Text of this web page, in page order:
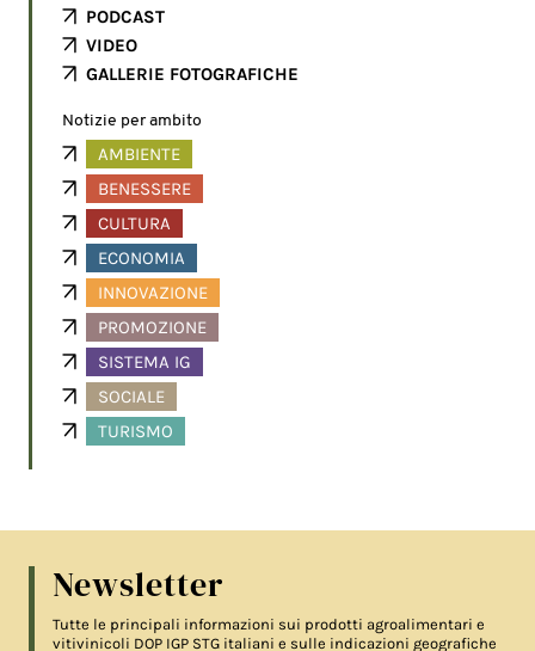
PODCAST
VIDEO
GALLERIE FOTOGRAFICHE
Notizie per ambito
AMBIENTE
BENESSERE
CULTURA
ECONOMIA
INNOVAZIONE
PROMOZIONE
SISTEMA IG
SOCIALE
TURISMO
Newsletter
Tutte le principali informazioni sui prodotti agroalimentari e
vitivinicoli DOP IGP STG italiani e sulle indicazioni geografiche